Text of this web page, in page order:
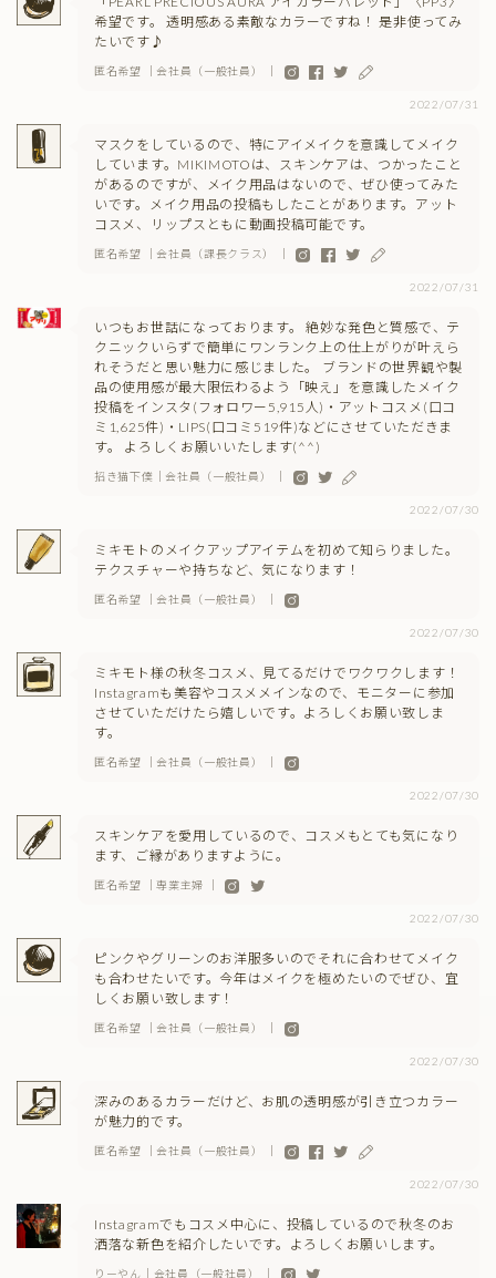
希望です。 透明感ある素敵なカラーですね！ 是非使ってみ
たいです♪
匿名希望 ｜会社員（一般社員） ｜
2022/07/31
マスクをしているので、特にアイメイクを意識してメイク
しています。MIKIMOTOは、スキンケアは、つかったこと
があるのですが、メイク用品はないので、ぜひ使ってみた
いです。メイク用品の投稿もしたことがあります。アット
コスメ、リップスともに動画投稿可能です。
匿名希望 ｜会社員（課長クラス） ｜
2022/07/31
いつもお世話になっております。 絶妙な発色と質感で、テ
クニックいらずで簡単にワンランク上の仕上がりが叶えら
れそうだと思い魅力に感じました。 ブランドの世界観や製
品の使用感が最大限伝わるよう「映え」を意識したメイク
投稿をインスタ(フォロワー5,915人)・アットコスメ(口コ
ミ1,625件)・LIPS(口コミ519件)などにさせていただきま
す。 よろしくお願いいたします(^^)
招き猫下僕｜会社員（一般社員） ｜
2022/07/30
ミキモトのメイクアップアイテムを初めて知らりました。
テクスチャーや持ちなど、気になります！
匿名希望 ｜会社員（一般社員） ｜
2022/07/30
ミキモト様の秋冬コスメ、見てるだけでワクワクします！
Instagramも美容やコスメメインなので、モニターに参加
させていただけたら嬉しいです。よろしくお願い致しま
す。
匿名希望 ｜会社員（一般社員） ｜
2022/07/30
スキンケアを愛用しているので、コスメもとても気になり
ます、ご縁がありますように。
匿名希望 ｜専業主婦 ｜
2022/07/30
ピンクやグリーンのお洋服多いのでそれに合わせてメイク
も合わせたいです。今年はメイクを極めたいのでぜひ、宜
しくお願い致します！
匿名希望 ｜会社員（一般社員） ｜
2022/07/30
深みのあるカラーだけど、お肌の透明感が引き立つカラー
が魅力的です。
匿名希望 ｜会社員（一般社員） ｜
2022/07/30
Instagramでもコスメ中心に、投稿しているので秋冬のお
洒落な新色を紹介したいです。よろしくお願いします。
りーやん｜会社員（一般社員） ｜